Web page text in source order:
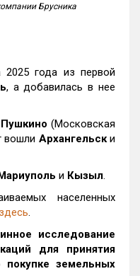
Брусника
2025 года из первой
, а добавилась в нее
Пушкино (Московская
вошли Архангельски
и Кызыл.
населенных
здесь.
исследование
для принятия
покупке земельных